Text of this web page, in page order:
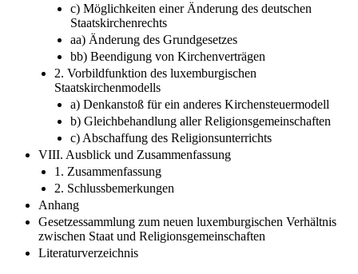
c) Möglichkeiten einer Änderung des deutschen
Staatskirchenrechts
aa) Änderung des Grundgesetzes
bb) Beendigung von Kirchenverträgen
2. Vorbildfunktion des luxemburgischen
Staatskirchenmodells
a) Denkanstoß für ein anderes Kirchensteuermodell
b) Gleichbehandlung aller Religionsgemeinschaften
c) Abschaffung des Religionsunterrichts
VIII. Ausblick und Zusammenfassung
1. Zusammenfassung
2. Schlussbemerkungen
Anhang
Gesetzessammlung zum neuen luxemburgischen Verhältnis
zwischen Staat und Religionsgemeinschaften
Literaturverzeichnis